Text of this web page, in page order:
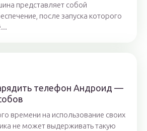
представляет собой
после запуска которого
телефон Андроид —
времени на использование своих
не может выдерживать такую